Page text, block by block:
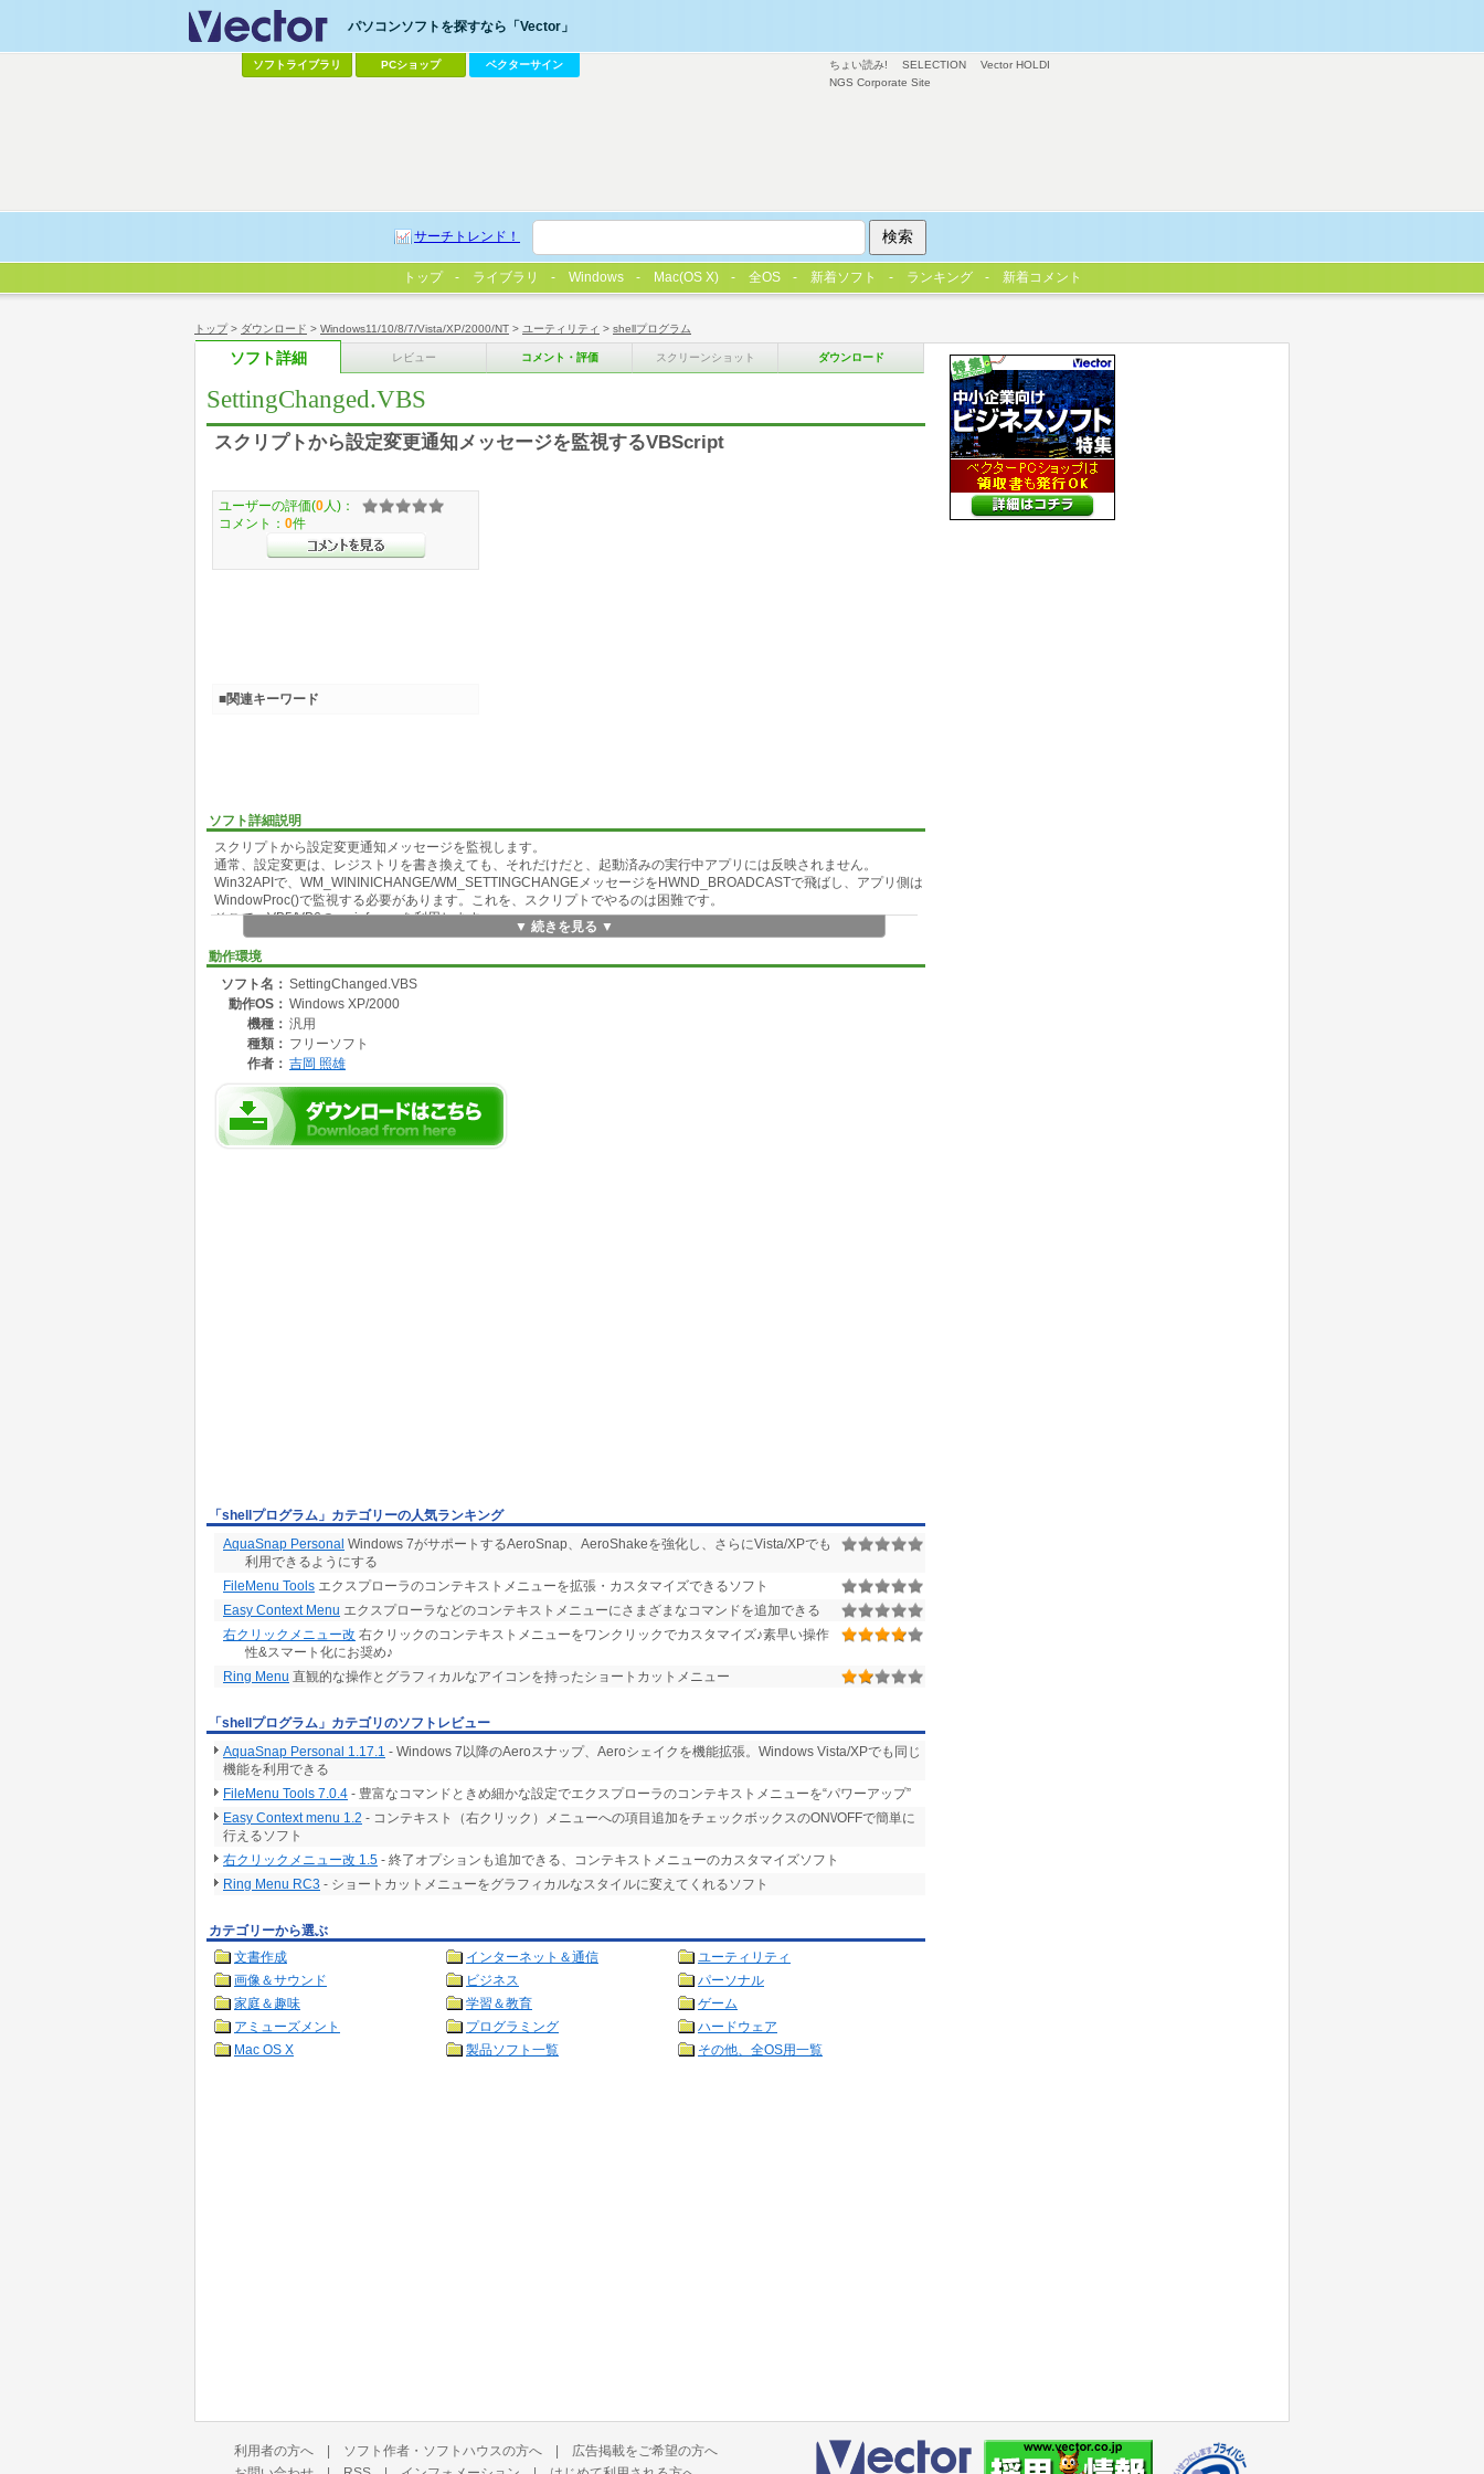
トップ> ダウンロード > Windows11/10/8/7/Vista/XP/2000/NT > ユーティリティ > shellプログラム
ソフト詳細 レビュー コメント・評価 スクリーンショット ダウンロード
SettingChanged.VBS
スクリプトから設定変更通知メッセージを監視するVBScript
ソフト詳細説明
スクリプトから設定変更通知メッセージを監視します。
通常、設定変更は、レジストリを書き換えても、それだけだと、起動済みの実行中アプリには反映されません。
Win32APIで、WM_WININICHANGE/WM_SETTINGCHANGEメッセージをHWND_BROADCASTで飛ばし、アプリ側は
WindowProc()で監視する必要があります。これを、スクリプトでやるのは困難です。
そこで、VB5/VB6のsysinfo.ocxを利用します。
▼ 続きを見る ▼
動作環境
ソフト名： SettingChanged.VBS
動作OS： Windows XP/2000
機種： 汎用
種類： フリーソフト
作者： 吉岡 照雄
ユーザーの評価(0 人)：
コメント： 0件
■関連キーワード
「shellプログラム」カテゴリーの人気ランキング
AquaSnap Personal Windows 7がサポートするAeroSnap、AeroShakeを強化し、さらにVista/XPでも
利用できるようにする
FileMenu Tools エクスプローラのコンテキストメニューを拡張・カスタマイズできるソフト
Easy Context Menu エクスプローラなどのコンテキストメニューにさまざまなコマンドを追加できる
右クリックメニュー改 右クリックのコンテキストメニューをワンクリックでカスタマイズ♪素早い操作
性&スマート化にお奨め♪
Ring Menu 直観的な操作とグラフィカルなアイコンを持ったショートカットメニュー
「shellプログラム」カテゴリのソフトレビュー
AquaSnap Personal 1.17.1 - Windows 7以降のAeroスナップ、Aeroシェイクを機能拡張。Windows Vista/XPでも同じ
機能を利用できる
FileMenu Tools 7.0.4 - 豊富なコマンドときめ細かな設定でエクスプローラのコンテキストメニューを“パワーアップ”
Easy Context menu 1.2 - コンテキスト（右クリック）メニューへの項目追加をチェックボックスのON\/OFFで簡単に
行えるソフト
右クリックメニュー改 1.5 - 終了オプションも追加できる、コンテキストメニューのカスタマイズソフト
Ring Menu RC3 - ショートカットメニューをグラフィカルなスタイルに変えてくれるソフト
カテゴリーから選ぶ
文書作成
インターネット＆通信
ユーティリティ
画像＆サウンド
ビジネス
パーソナル
家庭＆趣味
学習＆教育
ゲーム
アミューズメント
プログラミング
ハードウェア
Mac OS X
製品ソフト一覧 その他、全OS用一覧
ちょい読み! SELECTION
Vector HOLDI
NGS Corporate Site
パソコンソフトを探すなら「Vector」
ソフトライブラリ PCショップ ベクターサイン
サーチトレンド！
トップ ライブラリ Windows Mac(OS X) 全OS 新着ソフト ランキング 新着コメント
利用者の方へ | ソフト作者・ソフトハウスの方へ | 広告掲載をご希望の方へ